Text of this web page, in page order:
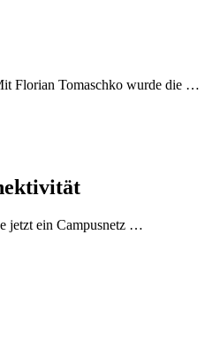
Florian Tomaschko wurde die …
jetzt ein Campusnetz …